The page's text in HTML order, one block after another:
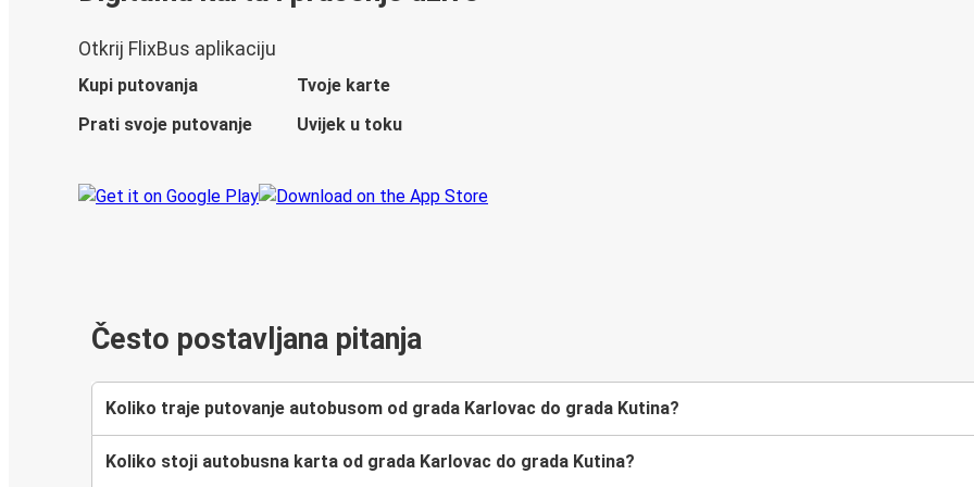
Otkrij FlixBus aplikaciju
Kupi putovanja
Tvoje karte
Prati svoje putovanje
Uvijek u toku
Često postavljana pitanja
Koliko traje putovanje autobusom od grada Karlovac do grada Kutina?
Koliko stoji autobusna karta od grada Karlovac do grada Kutina?